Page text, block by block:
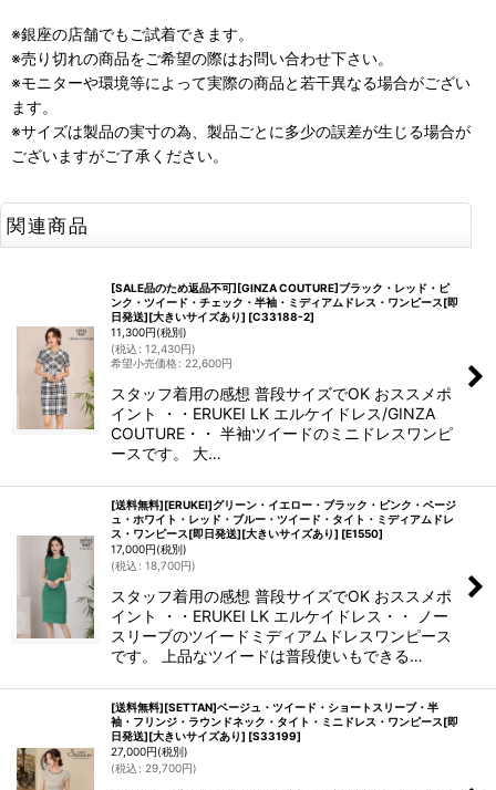
※銀座の店舗でもご試着できます。
※売り切れの商品をご希望の際はお問い合わせ下さい。
※モニターや環境等によって実際の商品と若干異なる場合がござい
ます。
※サイズは製品の実寸の為、製品ごとに多少の誤差が生じる場合が
ございますがご了承ください。
関連商品
[SALE品のため返品不可][GINZA COUTURE]ブラック・レッド・ピ
ンク・ツイード・チェック・半袖・ミディアムドレス・ワンピース[即
日発送][大きいサイズあり] [C33188-2]
11,300円(税別)
(税込 : 12,430円)
希望小売価格: 22,600円
スタッフ着用の感想 普段サイズでOK おススメポ
イント ・・ERUKEI LK エルケイドレス/GINZA
COUTURE・・ 半袖ツイードのミニドレスワンピ
ースです。 大…
[送料無料][ERUKEI]グリーン・イエロー・ブラック・ピンク・ベージ
ュ・ホワイト・レッド・ブルー・ツイード・タイト・ミディアムドレ
ス・ワンピース[即日発送][大きいサイズあり] [E1550]
17,000円(税別)
(税込 : 18,700円)
スタッフ着用の感想 普段サイズでOK おススメポ
イント ・・ERUKEI LK エルケイドレス・・ ノー
スリーブのツイードミディアムドレスワンピース
です。 上品なツイードは普段使いもできる…
[送料無料][SETTAN]ベージュ・ツイード・ショートスリーブ・半
袖・フリンジ・ラウンドネック・タイト・ミニドレス・ワンピース[即
日発送][大きいサイズあり] [S33199]
27,000円(税別)
(税込 : 29,700円)